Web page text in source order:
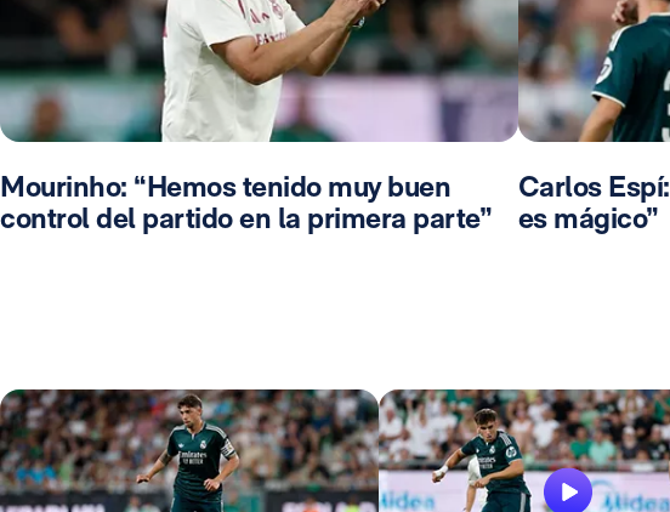
Mourinho: “Hemos tenido muy buen
control del partido en la primera parte”
Carlos
es mágico”